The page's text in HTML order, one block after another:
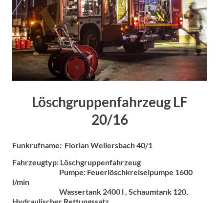
Löschgruppenfahrzeug LF
20/16
Funkrufname: Florian Weilersbach 40/1
Fahrzeugtyp: Löschgruppenfahrzeug
Pumpe: Feuerlöschkreiselpumpe 1600
l/min
Wassertank 2400 l , Schaumtank 120,
Hydraulischer Rettungssatz